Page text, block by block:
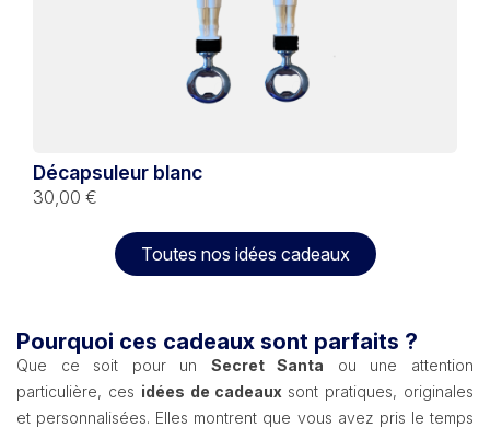
Décapsuleur blanc
30,00 €
Toutes nos idées cadeaux
Pourquoi ces cadeaux sont parfaits ?
Que ce soit pour un Secret Santa ou une attention
particulière, ces idées de cadeaux sont pratiques, originales
et personnalisées. Elles montrent que vous avez pris le temps